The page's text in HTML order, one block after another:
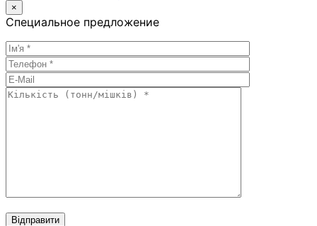
×
Специальное предложение
Відправити